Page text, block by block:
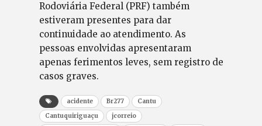
Rodoviária Federal (PRF) também
estiveram presentes para dar
continuidade ao atendimento. As
pessoas envolvidas apresentaram
apenas ferimentos leves, sem registro de
casos graves.
acidente Br277
Cantu
Cantuquiriguaçu
jcorreio